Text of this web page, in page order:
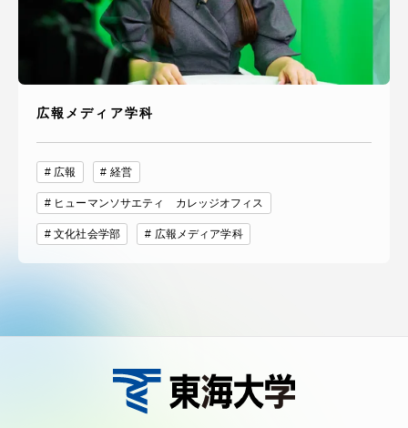
広報メディア学科
広報 経営
ヒューマンソサエティ カレッジオフィス
文化社会学部 広報メディア学科